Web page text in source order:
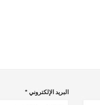
البريد الإلكتروني *